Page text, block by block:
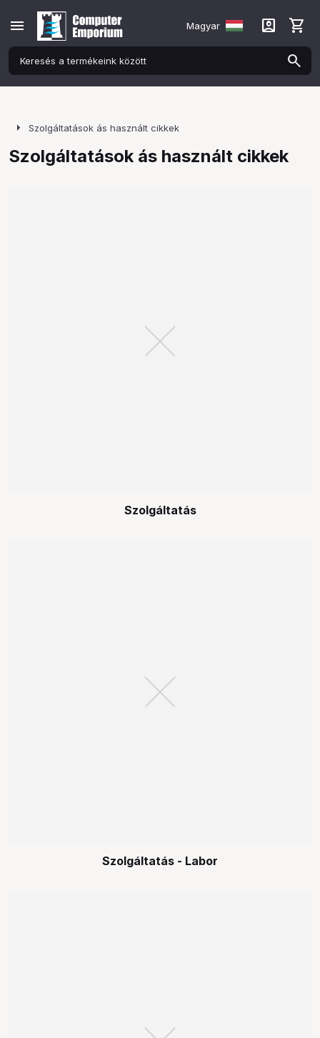
menu Magyar account_box shopping_cart
arrow_right Szolgáltatások ás használt cikkek
Szolgáltatások ás használt cikkek
Szolgáltatás
Szolgáltatás - Labor